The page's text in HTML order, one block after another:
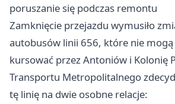
poruszanie się podczas remontu
Zamknięcie przejazdu wymusiło
autobusów linii 656, które nie
kursować przez Antoniów i Kolonię
Transportu Metropolitalnego
tę linię na dwie osobne relacje: